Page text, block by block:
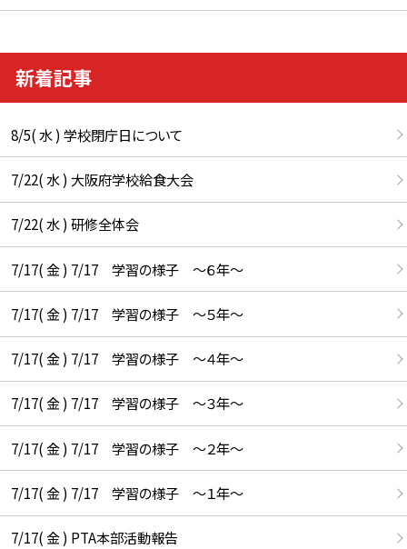
新着記事
8/5( 水 ) 学校閉庁日について
7/22( 水 ) 大阪府学校給食大会
7/22( 水 ) 研修全体会
7/17( 金 ) 7/17 学習の様子 ～６年～
7/17( 金 ) 7/17 学習の様子 ～５年～
7/17( 金 ) 7/17 学習の様子 ～４年～
7/17( 金 ) 7/17 学習の様子 ～３年～
7/17( 金 ) 7/17 学習の様子 ～２年～
7/17( 金 ) 7/17 学習の様子 ～１年～
7/17( 金 ) PTA本部活動報告